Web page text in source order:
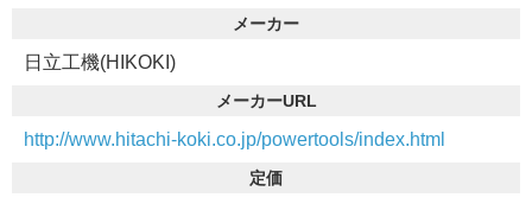
メーカー
日立工機(HIKOKI)
メーカーURL
http://www.hitachi-koki.co.jp/powertools/index.html
定価